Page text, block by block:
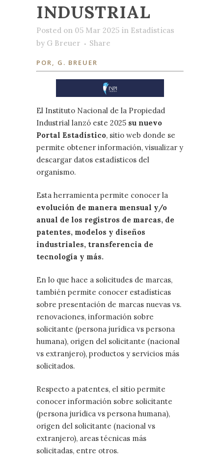
INDUSTRIAL
Posted on 05 Mar 2025 in Estadísticas
by G Breuer Share
POR, G. BREUER
El Instituto Nacional de la Propiedad
Industrial lanzó este 2025 su nuevo
Portal Estadístico, sitio web donde se
permite obtener información, visualizar y
descargar datos estadísticos del
organismo.
Esta herramienta permite conocer la
evolución de manera mensual y/o
anual de los registros de marcas, de
patentes, modelos y diseños
industriales, transferencia de
tecnología y más.
En lo que hace a solicitudes de marcas,
también permite conocer estadísticas
sobre presentación de marcas nuevas vs.
renovaciones, información sobre
solicitante (persona jurídica vs persona
humana), origen del solicitante (nacional
vs extranjero), productos y servicios más
solicitados.
Respecto a patentes, el sitio permite
conocer información sobre solicitante
(persona jurídica vs persona humana),
origen del solicitante (nacional vs
extranjero), areas técnicas más
solicitadas, entre otros.